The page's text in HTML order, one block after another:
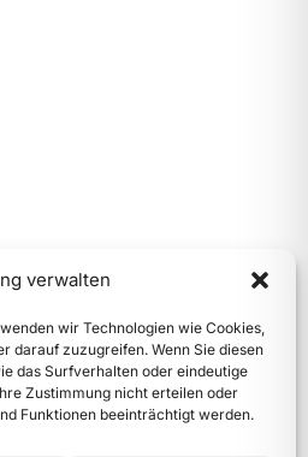
verwalten
wir Technologien wie Cookies,
darauf zuzugreifen. Wenn Sie diesen
das Surfverhalten oder eindeutige
Zustimmung nicht erteilen oder
Funktionen beeinträchtigt werden.